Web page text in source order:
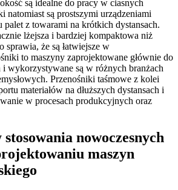
są idealne do pracy w ciasnych
natomiast są prostszymi urządzeniami
palet z towarami na krótkich dystansach.
lżejsza i bardziej kompaktowa niż
że są łatwiejsze w
to maszyny zaprojektowane głównie do
wykorzystywane są w różnych branżach
Przenośniki taśmowe z kolei
materiałów na dłuższych dystansach i
w procesach produkcyjnych oraz
nowoczesnych
maszyn